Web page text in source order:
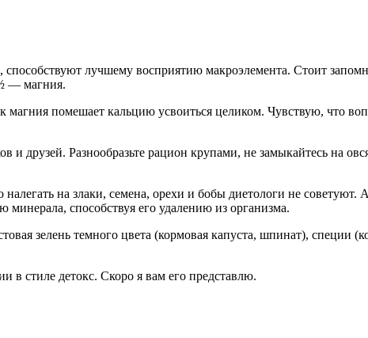
лучшему восприятию макроэлемента. Стоит
— магния.
помешает кальцию усвоиться целиком. Чувствую, что
друзей. Разнообразьте рацион крупами, не замыкайтесь на
на злаки, семена, орехи и бобы диетологи не советуют.
способствуя его удалению из организма.
зелень темного цвета (кормовая капуста, шпинат), специи
в стиле детокс. Скоро я вам его представлю.